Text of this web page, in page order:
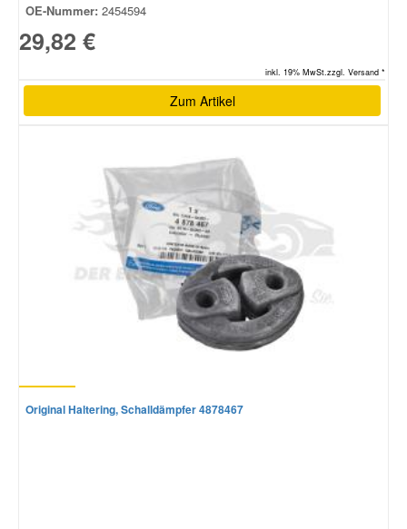
OE-Nummer: 2454594
29,82 €
inkl. 19% MwSt.zzgl. Versand *
Zum Artikel
Original Haltering, Schalldämpfer 4878467